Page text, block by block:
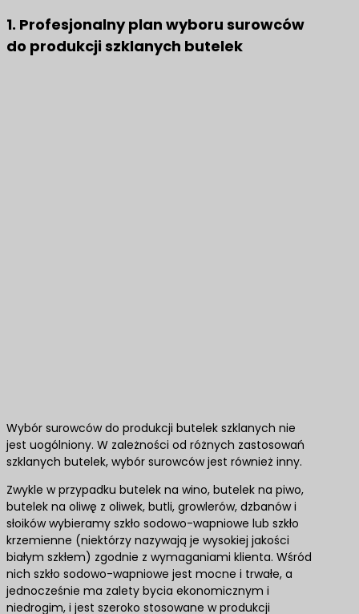
1. Profesjonalny plan wyboru surowców
do produkcji szklanych butelek
Wybór surowców do produkcji butelek szklanych nie
jest uogólniony. W zależności od różnych zastosowań
szklanych butelek, wybór surowców jest również inny.
Zwykle w przypadku butelek na wino, butelek na piwo,
butelek na oliwę z oliwek, butli, growlerów, dzbanów i
słoików wybieramy szkło sodowo-wapniowe lub szkło
krzemienne (niektórzy nazywają je wysokiej jakości
białym szkłem) zgodnie z wymaganiami klienta. Wśród
nich szkło sodowo-wapniowe jest mocne i trwałe, a
jednocześnie ma zalety bycia ekonomicznym i
niedrogim, i jest szeroko stosowane w produkcji